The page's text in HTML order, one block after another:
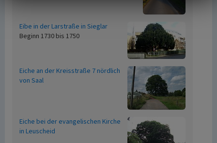
Eibe in der Larstraße in Sieglar
Beginn 1730 bis 1750
Eiche an der Kreisstraße 7 nördlich
von Saal
Eiche bei der evangelischen Kirche
in Leuscheid